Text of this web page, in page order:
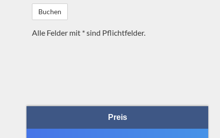
Preis
Alle Felder mit * sind Pflichtfelder.
n
t